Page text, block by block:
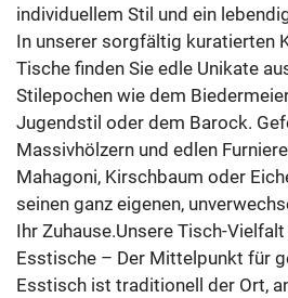
individuellem Stil und ein
In unserer sorgfältig kuratierten
Tische finden Sie edle Unikate
Stilepochen wie dem
Jugendstil oder dem Barock.
Massivhölzern und edlen
Mahagoni, Kirschbaum oder
seinen ganz eigenen,
Ihr Zuhause.Unsere Tisch-
Esstische – Der Mittelpunkt für
Esstisch ist traditionell der Ort,